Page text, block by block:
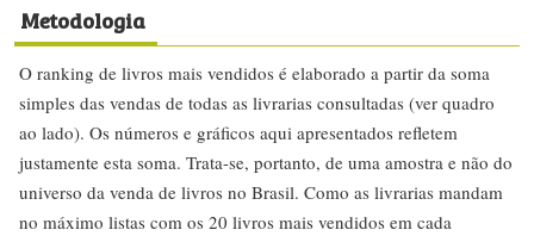
Metodologia
O ranking de livros mais vendidos é elaborado a partir da soma
simples das vendas de todas as livrarias consultadas (ver quadro
ao lado). Os números e gráficos aqui apresentados refletem
justamente esta soma. Trata-se, portanto, de uma amostra e não do
universo da venda de livros no Brasil. Como as livrarias mandam
no máximo listas com os 20 livros mais vendidos em cada